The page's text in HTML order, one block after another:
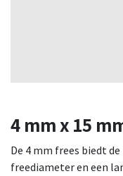
4 mm x 15
De 4 mm frees biedt
freediameter en een